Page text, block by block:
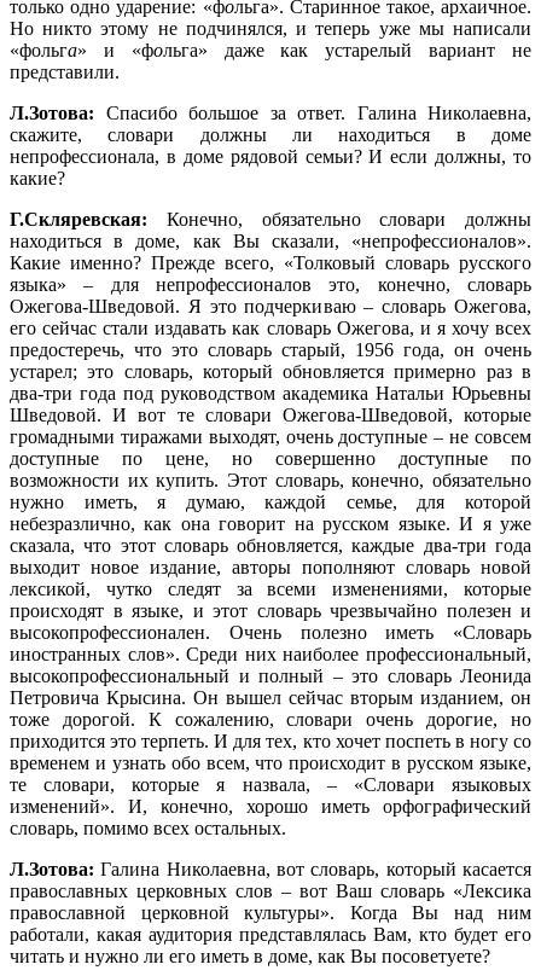
только одно ударение: «фольга». Старинное такое, архаичное.
Но никто этому не подчинялся, и теперь уже мы написали
«фольга» и «фольга» даже как устарелый вариант не
представили.
Л.Зотова: Спасибо большое за ответ. Галина Николаевна,
скажите, словари должны ли находиться в доме
непрофессионала, в доме рядовой семьи? И если должны, то
какие?
Г.Скляревская: Конечно, обязательно словари должны
находиться в доме, как Вы сказали, «непрофессионалов».
Какие именно? Прежде всего, «Толковый словарь русского
языка» – для непрофессионалов это, конечно, словарь
Ожегова-Шведовой. Я это подчеркиваю – словарь Ожегова,
его сейчас стали издавать как словарь Ожегова, и я хочу всех
предостеречь, что это словарь старый, 1956 года, он очень
устарел; это словарь, который обновляется примерно раз в
два-три года под руководством академика Натальи Юрьевны
Шведовой. И вот те словари Ожегова-Шведовой, которые
громадными тиражами выходят, очень доступные – не совсем
доступные по цене, но совершенно доступные по
возможности их купить. Этот словарь, конечно, обязательно
нужно иметь, я думаю, каждой семье, для которой
небезразлично, как она говорит на русском языке. И я уже
сказала, что этот словарь обновляется, каждые два-три года
выходит новое издание, авторы пополняют словарь новой
лексикой, чутко следят за всеми изменениями, которые
происходят в языке, и этот словарь чрезвычайно полезен и
высокопрофессионален. Очень полезно иметь «Словарь
иностранных слов». Среди них наиболее профессиональный,
высокопрофессиональный и полный – это словарь Леонида
Петровича Крысина. Он вышел сейчас вторым изданием, он
тоже дорогой. К сожалению, словари очень дорогие, но
приходится это терпеть. И для тех, кто хочет поспеть в ногу со
временем и узнать обо всем, что происходит в русском языке,
те словари, которые я назвала, – «Словари языковых
изменений». И, конечно, хорошо иметь орфографический
словарь, помимо всех остальных.
Л.Зотова: Галина Николаевна, вот словарь, который касается
православных церковных слов – вот Ваш словарь «Лексика
православной церковной культуры». Когда Вы над ним
работали, какая аудитория представлялась Вам, кто будет его
читать и нужно ли его иметь в доме, как Вы посоветуете?